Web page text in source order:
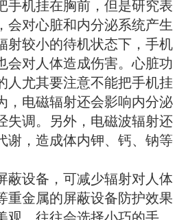
辐射而导致脑瘤的
名患脑癌的男子认
于是对手机制造商
发表的一篇研究报
患脑瘤的机会比不
超过10年的人患脑
高出80%。因此，人
到离身体较远的距